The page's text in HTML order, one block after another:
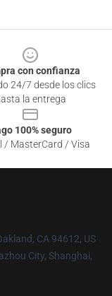
con confianza
24/7 desde los clics
la entrega
100% seguro
/ MasterCard / Visa
CA 94612, US
City, Shanghai,